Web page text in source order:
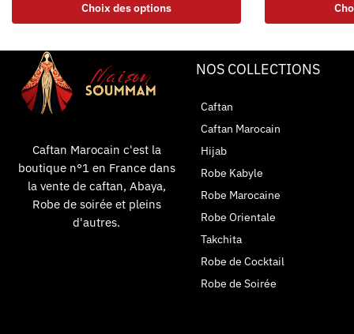
Choix des options
Caftan Marocain c'est la
boutique n°1 en France dans
la vente de caftan, Abaya,
Robe de soirée et pleins
d'autres.
NOS COLLECTIONS
Caftan
Caftan Marocain
Hijab
Robe Kabyle
Robe Marocaine
Robe Orientale
Takchita
Robe de Cocktail
Robe de Soirée